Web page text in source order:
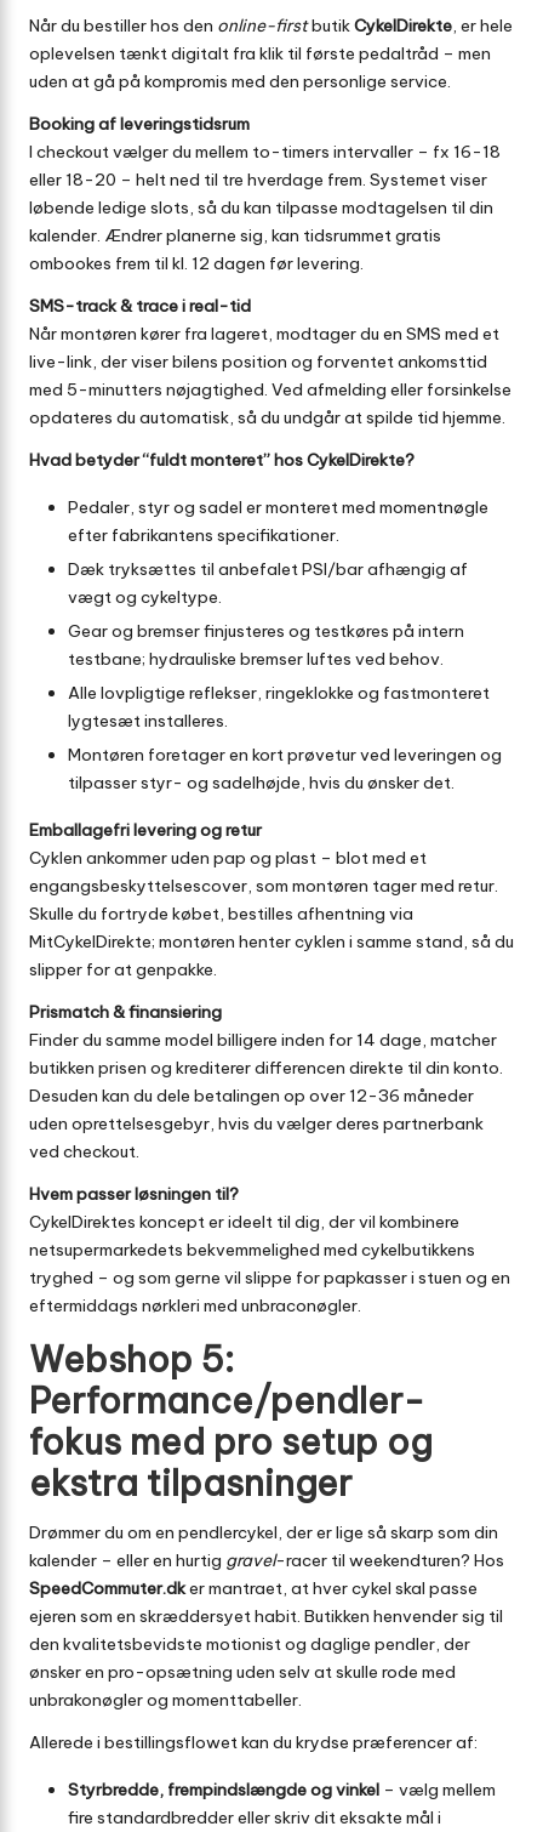
Når du bestiller hos den online-firstbutikCykelDirekte , er hele
oplevelsen tænkt digitalt fra klik til første pedaltråd – men
uden at gå på kompromis med den personlige service.
Booking af leveringstidsrum
I checkout vælger du mellem to-timers intervaller – fx 16-18
eller 18-20 – helt ned til tre hverdage frem. Systemet viser
løbende ledige slots, så du kan tilpasse modtagelsen til din
kalender. Ændrer planerne sig, kan tidsrummet gratis
ombookes frem til kl. 12 dagen før levering.
SMS-track & trace i real-tid
Når montøren kører fra lageret, modtager du en SMS med et
live-link, der viser bilens position og forventet ankomsttid
med 5-minutters nøjagtighed. Ved afmelding eller forsinkelse
opdateres du automatisk, så du undgår at spilde tid hjemme.
Hvad betyder “fuldt monteret” hos CykelDirekte?
Pedaler, styr og sadel er monteret med momentnøgle
efter fabrikantens specifikationer.
Dæk tryksættes til anbefalet PSI/bar afhængig af
vægt og cykeltype.
Gear og bremser finjusteres og testkøres på intern
testbane; hydrauliske bremser luftes ved behov.
Alle lovpligtige reflekser, ringeklokke og fastmonteret
lygtesæt installeres.
Montøren foretager en kort prøvetur ved leveringen og
tilpasser styr- og sadelhøjde, hvis du ønsker det.
Emballagefri levering og retur
Cyklen ankommer uden pap og plast – blot med et
engangsbeskyttelsescover, som montøren tager med retur.
Skulle du fortryde købet, bestilles afhentning via
MitCykelDirekte; montøren henter cyklen i samme stand, så du
slipper for at genpakke.
Prismatch & finansiering
Finder du samme model billigere inden for 14 dage, matcher
butikken prisen og krediterer differencen direkte til din konto.
Desuden kan du dele betalingen op over 12-36 måneder
uden oprettelsesgebyr, hvis du vælger deres partnerbank
ved checkout.
Hvem passer løsningen til?
CykelDirektes koncept er ideelt til dig, der vil kombinere
netsupermarkedets bekvemmelighed med cykelbutikkens
tryghed – og som gerne vil slippe for papkasser i stuen og en
eftermiddags nørkleri med unbraconøgler.
Webshop 5:
Performance/pendler-
fokus med pro setup og
ekstra tilpasninger
Drømmer du om en pendlercykel, der er lige så skarp som din
kalender – eller en hurtig gravel-racer til weekendturen? Hos
SpeedCommuter.dker mantraet, at hver cykel skal passe
ejeren som en skræddersyet habit. Butikken henvender sig til
den kvalitetsbevidste motionist og daglige pendler, der
ønsker en pro-opsætning uden selv at skulle rode med
unbrakonøgler og momenttabeller.
Allerede i bestillingsflowet kan du krydse præferencer af:
Styrbredde, frempindslængde og vinkel – vælg mellem
fire standardbredder eller skriv dit eksakte mål i